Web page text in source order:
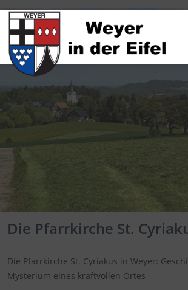
Die Pfarrkirche St.
Die Pfarrkirche St. Cyriakus in Weyer:
Mysterium eines kraftvollen Ortes